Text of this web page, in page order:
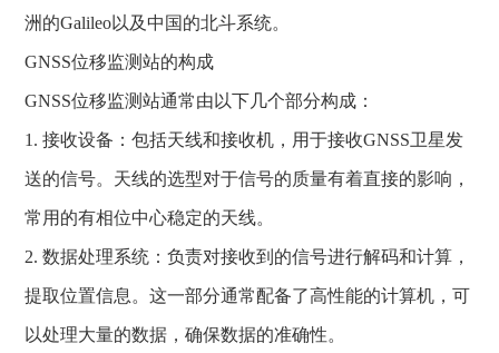
洲的Galileo以及中国的北斗系统。
GNSS位移监测站的构成
GNSS位移监测站通常由以下几个部分构成：
1. 接收设备：包括天线和接收机，用于接收GNSS卫星发
送的信号。天线的选型对于信号的质量有着直接的影响，
常用的有相位中心稳定的天线。
2. 数据处理系统：负责对接收到的信号进行解码和计算，
提取位置信息。这一部分通常配备了高性能的计算机，可
以处理大量的数据，确保数据的准确性。